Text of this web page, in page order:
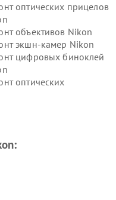
оптических прицелов
объективов Nikon
экшн-камер Nikon
цифровых биноклей
оптических